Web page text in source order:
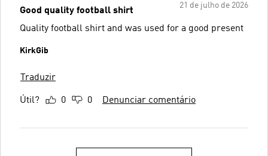
21 de julho de 2026
Good quality football shirt
Quality football shirt and was used for a good present
KirkGib
Traduzir
Útil? 0 0 Denunciar comentário